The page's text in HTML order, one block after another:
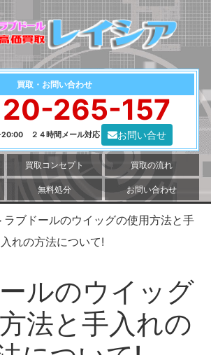
買取・お問い合わせ
265-157
２４時間メール対応 お問い合せ
買取コンセプト 買取の流れ
無料処分 お問い合わせ
ラブドールのウイッグの使用方法と手
入れの方法について!
ルのウイッグ
法と手入れの